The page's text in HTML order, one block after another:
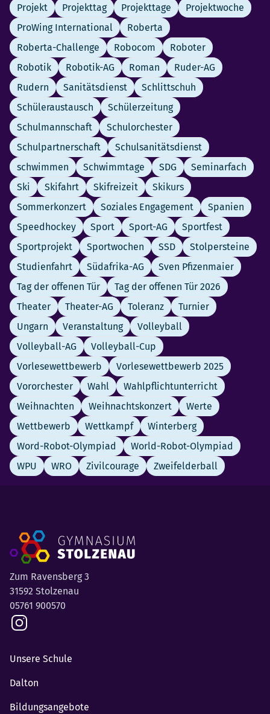
Projekt
Projekttag Projekttage
Projektwoche
ProWing International
Roberta
Roberta-Challenge
Robocom
Roboter
Robotik
Robotik-AG Roman
Ruder-AG
Rudern
Sanitätsdienst
Schlittschuh
Schüleraustausch
Schülerzeitung
Schulmannschaft
Schulorchester
Schulpartnerschaft
Schulsanitätsdienst
schwimmen
Schwimmtage SDG
Seminarfach
Ski
Skifahrt Skifreizeit
Skikurs
Sommerkonzert
Soziales Engagement
Spanien
Speedhockey
Sport Sport-AG
Sportfest
Sportprojekt
Sportwochen SSD
Stolpersteine
Studienfahrt
Südafrika-AG
Sven Pfizenmaier
Tag der offenen Tür
Tag der offenen Tür 2026
Theater
Theater-AG Toleranz
Turnier
Ungarn
Veranstaltung
Volleyball
Volleyball-AG
Volleyball-Cup
Vorlesewettbewerb
Vorlesewettbewerb 2025
Vororchester
Wahl
Wahlpflichtunterricht
Weihnachten
Weihnachtskonzert
Werte
Wettbewerb
Wettkampf
Winterberg
Word-Robot-Olympiad
World-Robot-Olympiad
WPU
WRO Zivilcourage Zweifelderball
Zum Ravensberg 3
31592 Stolzenau
05761 900570
Unsere Schule
Dalton
Bildungsangebote